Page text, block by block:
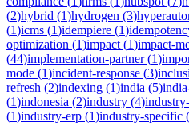
(2)hybrid (1)hydrogen (3)
(1)icms (1)idempiere (1)
optimization (1)impact (1)impact-
(44)implementation-partner(1)
mode (1)incident-response (3)
refresh (2)indexing (1)india (5)
(1)indonesia (2)industry (4)
(1)industry-erp (1)industry-specific (